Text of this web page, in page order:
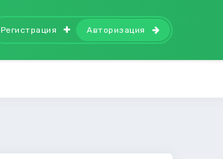
Регистрация Авторизация